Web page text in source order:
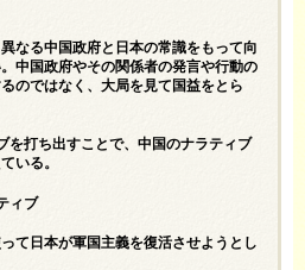
なる中国政府と日本の常識をもって向
中国政府やその関係者の発言や行動の
のではなく、大局を見て国益をとら
を打ち出すことで、中国のナラティブ
いる。
ィブ
て日本が軍国主義を復活させようとし